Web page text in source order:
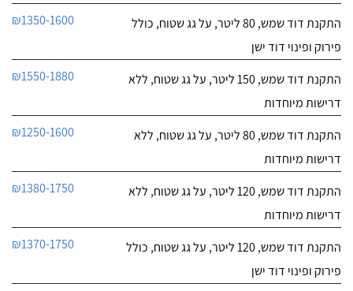
התקנת דוד שמש, 80 ליטר, על גג שטוח, כולל
פירוק ופינוי דוד ישן
₪1350-1600
התקנת דוד שמש, 150 ליטר, על גג שטוח, ללא
דרישות מיוחדות
₪1550-1880
התקנת דוד שמש, 80 ליטר, על גג שטוח, ללא
דרישות מיוחדות
₪1250-1600
התקנת דוד שמש, 120 ליטר, על גג שטוח, ללא
דרישות מיוחדות
₪1380-1750
התקנת דוד שמש, 120 ליטר, על גג שטוח, כולל
פירוק ופינוי דוד ישן
₪1370-1750